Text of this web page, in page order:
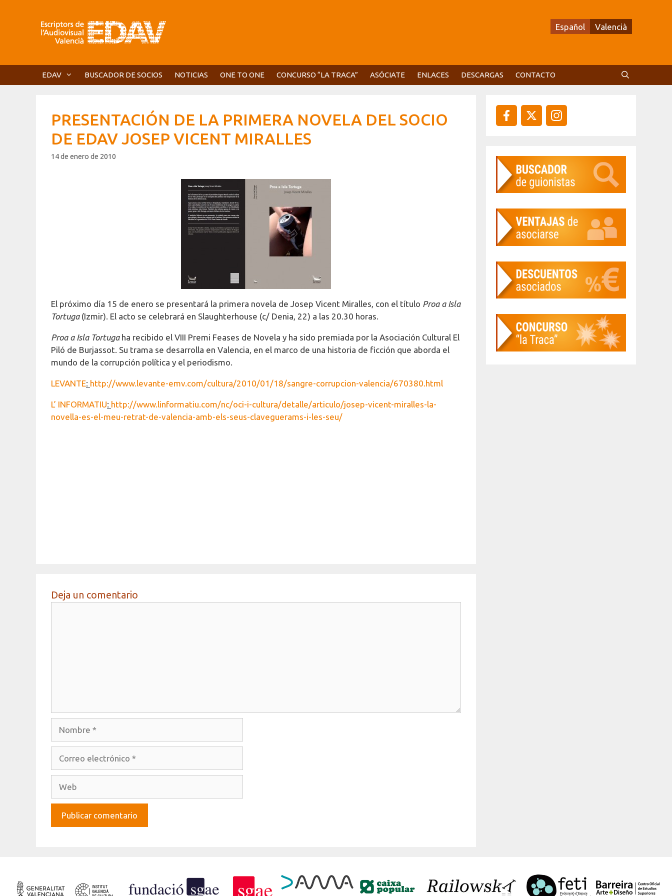
Español Valencià
EDAV BUSCADOR DE SOCIOS NOTICIAS ONE TO ONE CONCURSO “LA TRACA” ASÓCIATE ENLACES DESCARGAS CONTACTO
PRESENTACIÓN DE LA PRIMERA NOVELA DEL SOCIO
DE EDAV JOSEP VICENT MIRALLES
14 de enero de 2010
El próximo día 15 de enero se presentará la primera novela de Josep Vicent Miralles, con el título Proa a Isla
Tortuga (Izmir). El acto se celebrará en Slaughterhouse (c/ Denia, 22) a las 20.30 horas.
Proa a Isla Tortuga ha recibido el VIII Premi Feases de Novela y ha sido premiada por la Asociación Cultural El
Piló de Burjassot. Su trama se desarrolla en Valencia, en el marco de una historia de ficción que aborda el
mundo de la corrupción política y el periodismo.
LEVANTE: http://www.levante-emv.com/cultura/2010/01/18/sangre-corrupcion-valencia/670380.html
L’ INFORMATIU: http://www.linformatiu.com/nc/oci-i-cultura/detalle/articulo/josep-vicent-miralles-la-
novella-es-el-meu-retrat-de-valencia-amb-els-seus-claveguerams-i-les-seu/
Deja un comentario